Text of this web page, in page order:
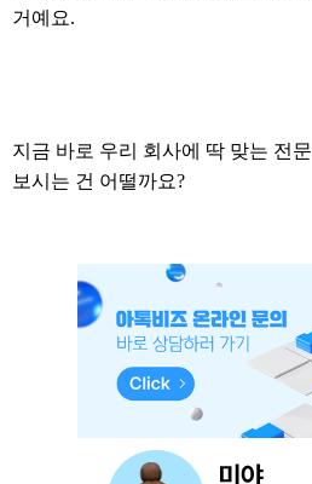
거예요.
지금 바로 우리 회사에 딱 맞는 전문
보시는 건 어떨까요?